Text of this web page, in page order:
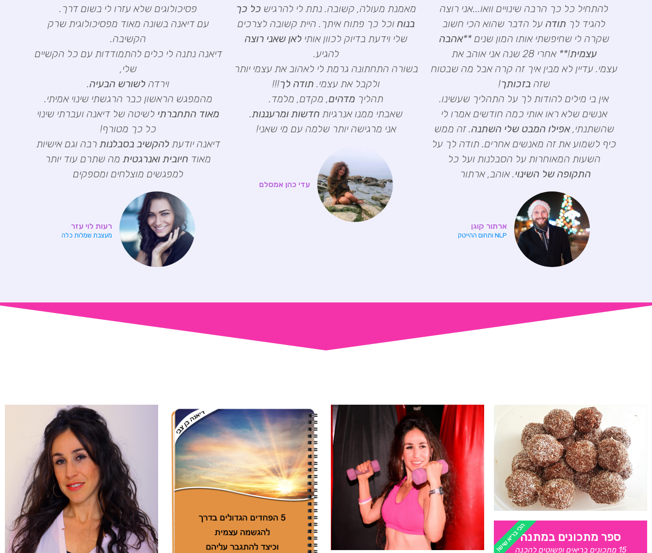
להתחיל כל כך הרבה שינויים וואו...אני רוצה
להגיד לך תודה על הדבר שהוא הכי חשוב
שקרה לי שחיפשתי אותו המון שנים **אהבה
עצמית
!** אחרי 28 שנה אני אוהב את
עצמי. עדיין לא מבין איך זה קרה אבל מה שבטוח
שזה בזכותך!
אין בי מילים להודות לך על התהליך שעשינו.
אנשים שלא ראו אותי כמה חודשים אמרו לי
שהשתנתי,אפילו המבט שלי השתנה. זה ממש
כיף לשמוע את זה מאנשים אחרים. תודה לך על
השעות המאוחרות על הסבלנות ועל כל
התקופה של השינוי. אוהב, ארתור
ארתור קוגן
NLP ותחום ההייטק
מאמנת מעולה, קשובה. נתת לי להרגיש כל כך
בנוחוכל כך פתוח איתך. היית קשובה לצרכים
שלי וידעת בדיוק לכוון אותי לאן שאני רוצה
להגיע.
בשורה התחתונה גרמת לי לאהוב את עצמי יותר
ולקבל את עצמי. תודה לך!!!
תהליך מדהים, מקדם, מלמד.
שאבתי ממנו אנרגיות חדשות ומרעננות.
אני מרגישה יותר שלמה עם מי שאני!
עדי כהן אמסלם
פסיכולוגים שלא עזרו לי בשום דרך.
עם דיאנה בשונה מאוד מפסיכולוגית שרק
הקשיבה.
דיאנה נתנה לי כלים להתמודדות עם כל הקשיים
שלי,
וירדה לשורש הבעיה.
מהמפגש הראשון כבר הרגשתי שינוי אמיתי.
מאוד התחברתי לשיטה של דיאנה ועברתי שינוי
כל כך מטורף!
דיאנה יודעתלהקשיב בסבלנות רבה וגם אישיות
מאוד חיובית ואנרגטיתמה שתרם עוד יותר
למפגשים מוצלחים ומספקים
רעות לוי עזר
מעצבת שמלות כלה
ספר מתכונים במתנה
15 מתכונים בריאים ופשוטים להכנה הכי בריא שיש!